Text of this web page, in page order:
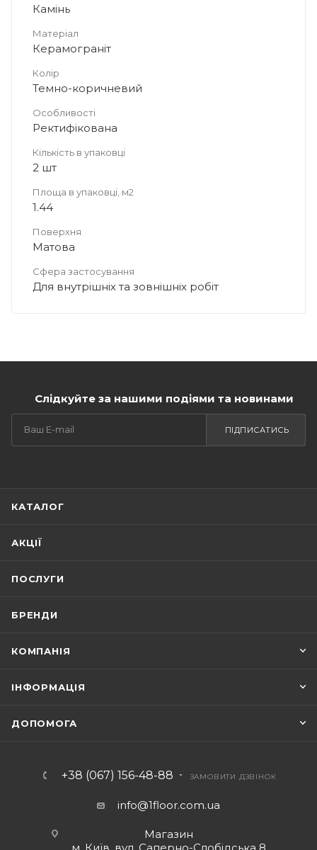
Камінь
Матеріал
Керамограніт
Колір
Темно-коричневий
Особливості
Ректифікована
Кількість в упаковці
2 шт
Площа в упаковці, м2
1.44
Поверхня
Матова
Сфера застосування
Для внутрішніх та зовнішніх робіт
Слідкуйте за нашими подіями та новинами
ПІДПИСАТИСЬ
КАТАЛОГ
АКЦІЇ
ПОСЛУГИ
БРЕНДИ
КОМПАНІЯ
ІНФОРМАЦІЯ
ДОПОМОГА
+38 (067) 156-48-88 ЗАМОВИТИ ДЗВІНОК
info@1floor.com.ua
Магазин